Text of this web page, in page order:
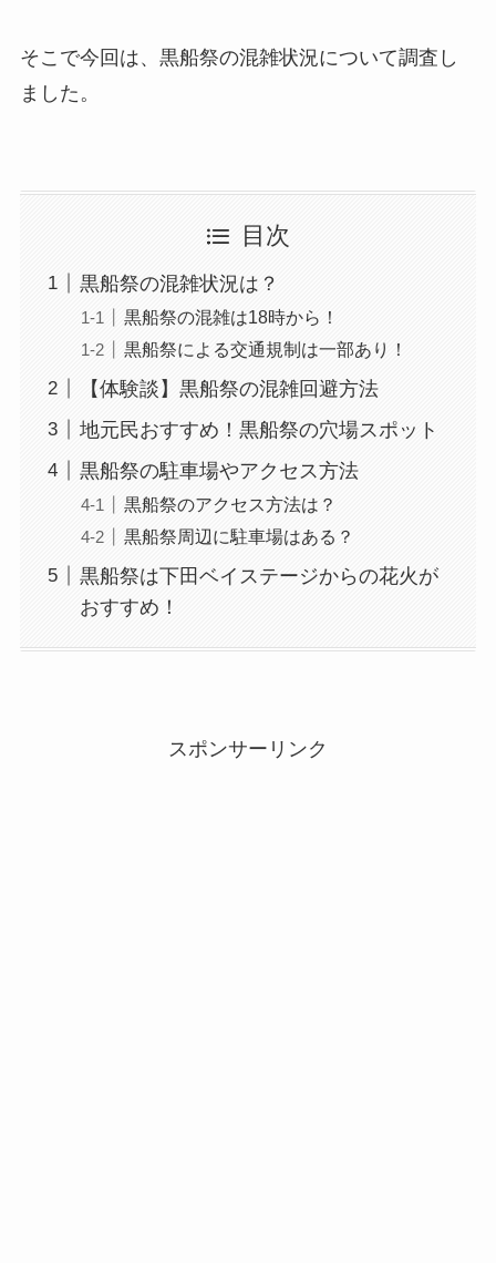
そこで今回は、黒船祭の混雑状況について調査し
ました。
目次
黒船祭の混雑状況は？
黒船祭の混雑は18時から！
黒船祭による交通規制は一部あり！
【体験談】黒船祭の混雑回避方法
地元民おすすめ！黒船祭の穴場スポット
黒船祭の駐車場やアクセス方法
黒船祭のアクセス方法は？
黒船祭周辺に駐車場はある？
黒船祭は下田ベイステージからの花火が
おすすめ！
スポンサーリンク